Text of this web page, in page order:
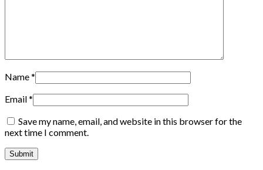
Name*
Email*
Save my name, email, and website in this browser for the
next time I comment.